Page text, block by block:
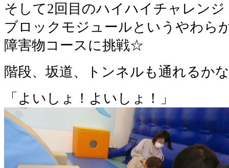
そして2回目のハイハイチャレンジ
ブロックモジュールというやわら
障害物コースに挑戦☆
階段、坂道、トンネルも通れるか
「よいしょ！よいしょ！」